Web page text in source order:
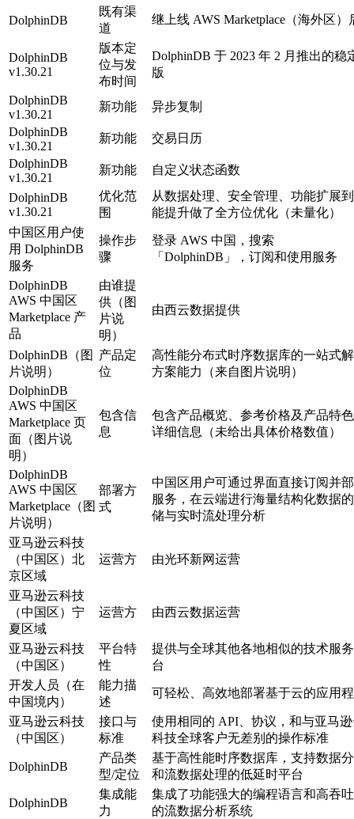
DolphinDB
既有渠
道
继上线 AWS Marketplace（海外区）
DolphinDB
v1.30.21
版本定
位与发
布时间
DolphinDB 于 2023 年 2 月推出的稳
版
DolphinDB
v1.30.21
新功能
异步复制
DolphinDB
v1.30.21
新功能
交易日历
DolphinDB
v1.30.21
新功能 自定义状态函数
DolphinDB
v1.30.21
优化范
围
从数据处理、安全管理、功能扩展
能提升做了全方位优化（未量化）
中国区用户使
用 DolphinDB
服务
操作步
骤
登录 AWS 中国，搜索
「DolphinDB」，订阅和使用服务
DolphinDB
AWS 中国区
Marketplace 产
品
由谁提
供（图
片说
明）
由西云数据提供
DolphinDB（图
片说明）
产品定
位
高性能分布式时序数据库的一站式
方案能力（来自图片说明）
DolphinDB
AWS 中国区
Marketplace 页
面（图片说
明）
包含信
息
包含产品概览、参考价格及产品特
详细信息（未给出具体价格数值）
DolphinDB
AWS 中国区
Marketplace（图
片说明）
部署方
式
中国区用户可通过界面直接订阅并
服务，在云端进行海量结构化数据
储与实时流处理分析
亚马逊云科技
（中国区）北
京区域
运营方 由光环新网运营
亚马逊云科技
（中国区）宁
夏区域
运营方 由西云数据运营
亚马逊云科技
（中国区）
平台特
性
提供与全球其他各地相似的技术服
台
开发人员（在
中国境内）
能力描
述
可轻松、高效地部署基于云的应用
亚马逊云科技
（中国区）
接口与
标准
使用相同的 API、协议，和与亚马
科技全球客户无差别的操作标准
DolphinDB
产品类
型/定位
基于高性能时序数据库，支持数据
和流数据处理的低延时平台
DolphinDB
集成能
力
集成了功能强大的编程语言和高吞
的流数据分析系统